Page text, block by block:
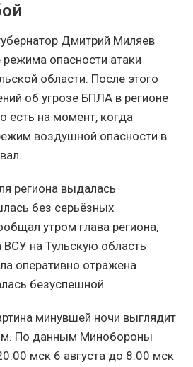
Дмитрий Миляев
опасности атаки
области. После этого
об угрозе БПЛА в регионе
есть на момент, когда
воздушной опасности в
региона выдалась
без серьёзных
утром глава региона,
ВСУ на Тульскую область
оперативно отражена
безуспешной.
минувшей ночи выглядит
По данным Минобороны
мск 6 августа до 8:00 мск